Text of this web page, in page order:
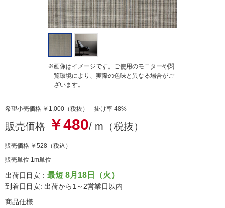
※画像はイメージです。ご使用のモニターや閲
覧環境により、実際の色味と異なる場合がご
ざいます。
希望小売価格 ￥1,000（税抜） 掛け率 48%
販売価格 ￥480/ m（税抜）
販売価格 ￥528 （税込）
販売単位 1m単位
出荷日目安： 最短 8月18日（火）
到着日目安: 出荷から1～2営業日以内
商品仕様